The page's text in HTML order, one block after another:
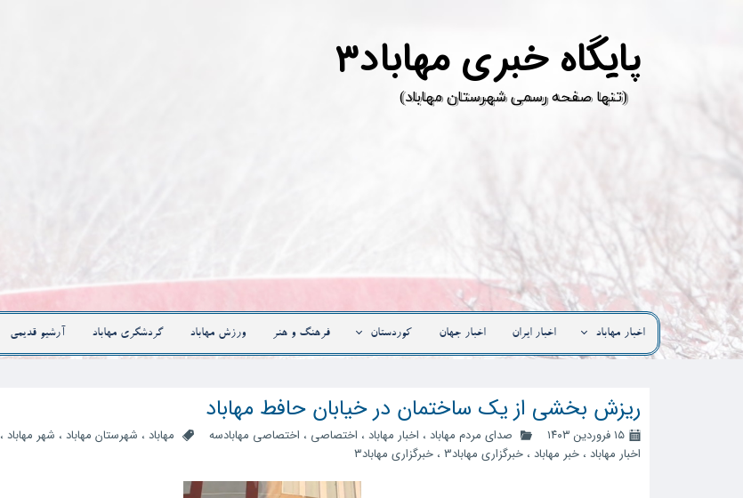
پ
​(تنها صفحه رسمی شهرستان مهاباد)
اخبار مهاباد اخبار ایران اخبار جهان کوردستان فرهنگ و هنر ورزش مهاباد گردشگری مهاباد آرشیو قدیمی
ریزش بخشی از یک ساختمان در خیابان حافط مهاباد
۱۵ فروردین ۱۴۰۳ صدای مردم مهاباد ، اخبار مهاباد ، اختصاصی ، اختصاصی مهابادسه مهاباد ، شهرستان مهاباد ، شهر مهاباد ،
اخبار مهاباد ،خبر مهاباد ،خبرگزاری مهاباد3 ،خبرگزاری مهاباد۳